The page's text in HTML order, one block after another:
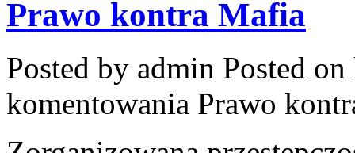
Prawo kontra Mafia
Posted by admin Posted
komentowania Prawo